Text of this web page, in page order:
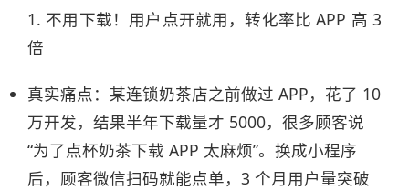
1. 不用下载！用户点开就用，转化率比 APP 高 3
倍​
真实痛点：某连锁奶茶店之前做过 APP，花了 10
万开发，结果半年下载量才 5000，很多顾客说
“为了点杯奶茶下载 APP 太麻烦”。换成小程序
后，顾客微信扫码就能点单，3 个月用户量突破